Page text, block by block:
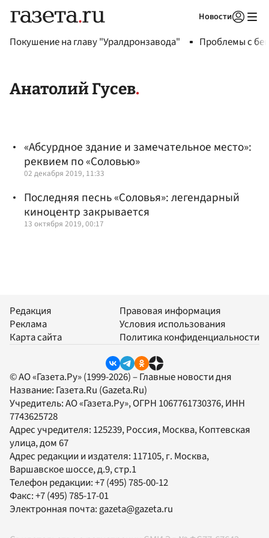
Новости
Покушение на главу "Уралдронзавода" Проблемы с
Анатолий Гусев
«Абсурдное здание и замечательное место»:
реквием по «Соловью»
02 декабря 2019, 11:33
Последняя песнь «Соловья»: легендарный
киноцентр закрывается
13 октября 2019, 00:17
Редакция
Реклама
Карта сайта
Правовая информация
Условия использования
Политика конфиденциальности
© АО «Газета.Ру» (1999-2026) – Главные новости дня
Название: Газета.Ru (Gazeta.Ru)
Учредитель:АО «Газета.Ру», ОГРН 1067761730376, ИНН
7743625728
Адрес учредителя: 125239, Россия, Москва, Коптевская
улица, дом 67
Адрес редакции и издателя: 117105, г. Москва,
Варшавское шоссе, д.9, стр.1
Телефон редакции:+7 (495) 785-00-12
Факс:+7 (495) 785-17-01
Электронная почта:gazeta@gazeta.ru